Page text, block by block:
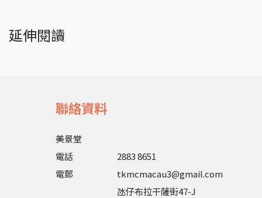
延伸閱讀
聯絡資料
美景堂
電話
2883 8651
電郵
tkmcmacau3@gmail.com
氹仔布拉干薩街47-J